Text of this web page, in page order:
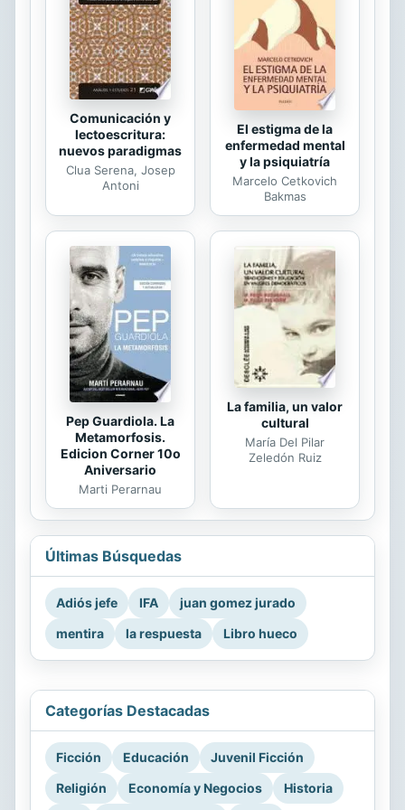
Comunicación y
lectoescritura:
nuevos paradigmas
Clua Serena, Josep
Antoni
El estigma de la
enfermedad mental
y la psiquiatría
Marcelo Cetkovich
Bakmas
Pep Guardiola. La
Metamorfosis.
Edicion Corner 10o
Aniversario
Marti Perarnau
La familia, un valor
cultural
María Del Pilar
Zeledón Ruiz
Últimas Búsquedas
Adiós jefe IFA
juan gomez jurado
mentira
la respuesta Libro hueco
Categorías Destacadas
Ficción Educación
Juvenil Ficción
Religión
Economía y Negocios Historia